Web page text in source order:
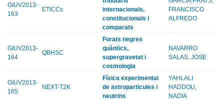
GIUV2013-
163
ETICCs
internacionals,
constitucionals i
comparats
FRANCISCO
ALFREDO
GIUV2013-
164
QBHSC
Forats negres
quàntics,
supergravetat i
cosmologia
NAVARRO
SALAS, JOSE
GIUV2013-
165
NEXT-T2K
Física experimental
de astroparticules i
neutrins
YAHLALI
HADDOU,
NADIA